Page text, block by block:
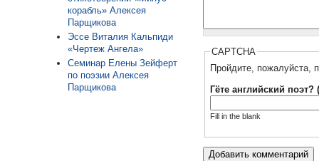
корабль» Алексея
Парщикова
Эссе Виталия Кальпиди
«Чертеж Ангела»
Семинар Елены Зейферт
по поэзии Алексея
Парщикова
CAPTCHA
Пройдите, пожалуйста,
Гёте английский
Fill in the blank